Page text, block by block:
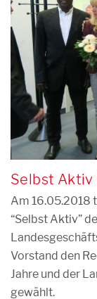
Selbst
Am 16.05.2018
“Selbst Aktiv”
Vorstand den
Jahre und der
gewählt.